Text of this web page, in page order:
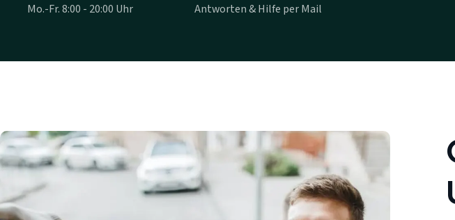
Mo.-Fr. 8:00 - 20:00 Uhr Antworten & Hilfe per Mail